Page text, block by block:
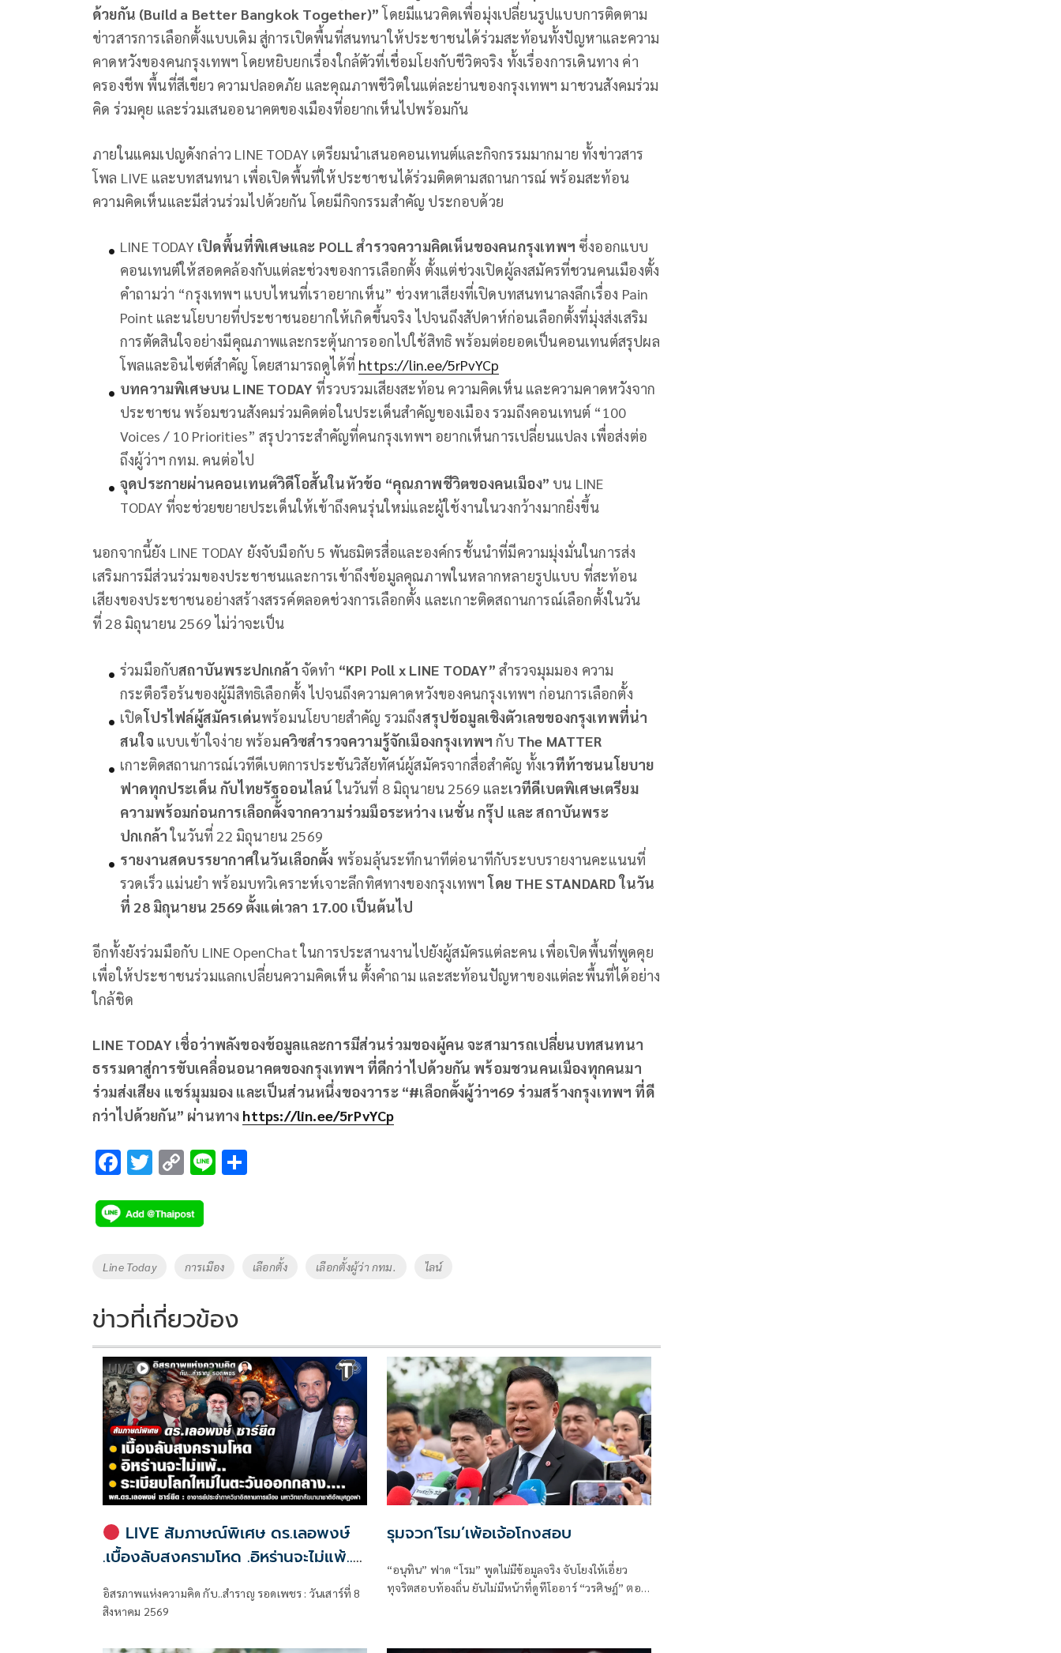
ด้วยกัน (Build a Better Bangkok Together)”โดยมีแนวคิดเพื่อมุ่งเปลี่ยนรูปแบบการติดตาม
ข่าวสารการเลือกตั้งแบบเดิม สู่การเปิดพื้นที่สนทนาให้ประชาชนได้ร่วมสะท้อนทั้งปัญหาและความ
คาดหวังของคนกรุงเทพฯ โดยหยิบยกเรื่องใกล้ตัวที่เชื่อมโยงกับชีวิตจริง ทั้งเรื่องการเดินทาง ค่า
ครองชีพ พื้นที่สีเขียว ความปลอดภัย และคุณภาพชีวิตในแต่ละย่านของกรุงเทพฯ มาชวนสังคมร่วม
คิด ร่วมคุย และร่วมเสนออนาคตของเมืองที่อยากเห็นไปพร้อมกัน
ภายในแคมเปญดังกล่าว LINE TODAY เตรียมนำเสนอคอนเทนต์และกิจกรรมมากมาย ทั้งข่าวสาร
โพล LIVE และบทสนทนา เพื่อเปิดพื้นที่ให้ประชาชนได้ร่วมติดตามสถานการณ์ พร้อมสะท้อน
ความคิดเห็นและมีส่วนร่วมไปด้วยกัน โดยมีกิจกรรมสำคัญ ประกอบด้วย
LINE TODAYเปิดพื้นที่พิเศษและ POLL สำรวจความคิดเห็นของคนกรุงเทพฯ ซึ่งออกแบบ
คอนเทนต์ให้สอดคล้องกับแต่ละช่วงของการเลือกตั้ง ตั้งแต่ช่วงเปิดผู้ลงสมัครที่ชวนคนเมืองตั้ง
คำถามว่า “กรุงเทพฯ แบบไหนที่เราอยากเห็น” ช่วงหาเสียงที่เปิดบทสนทนาลงลึกเรื่อง Pain
Point และนโยบายที่ประชาชนอยากให้เกิดขึ้นจริง ไปจนถึงสัปดาห์ก่อนเลือกตั้งที่มุ่งส่งเสริม
การตัดสินใจอย่างมีคุณภาพและกระตุ้นการออกไปใช้สิทธิ พร้อมต่อยอดเป็นคอนเทนต์สรุปผล
โพลและอินไซต์สำคัญ โดยสามารถดูได้ที่ https://lin.ee/5rPvYCp
บทความพิเศษบน LINE TODAY ที่รวบรวมเสียงสะท้อน ความคิดเห็น และความคาดหวังจาก
ประชาชน พร้อมชวนสังคมร่วมคิดต่อในประเด็นสำคัญของเมือง รวมถึงคอนเทนต์ “100
Voices / 10 Priorities” สรุปวาระสำคัญที่คนกรุงเทพฯ อยากเห็นการเปลี่ยนแปลง เพื่อส่งต่อ
ถึงผู้ว่าฯ กทม. คนต่อไป
จุดประกายผ่านคอนเทนต์วิดีโอสั้นในหัวข้อ “คุณภาพชีวิตของคนเมือง” บน LINE
TODAY ที่จะช่วยขยายประเด็นให้เข้าถึงคนรุ่นใหม่และผู้ใช้งานในวงกว้างมากยิ่งขึ้น
นอกจากนี้ยัง LINE TODAY ยังจับมือกับ 5 พันธมิตรสื่อและองค์กรชั้นนำที่มีความมุ่งมั่นในการส่ง
เสริมการมีส่วนร่วมของประชาชนและการเข้าถึงข้อมูลคุณภาพในหลากหลายรูปแบบ ที่สะท้อน
เสียงของประชาชนอย่างสร้างสรรค์ตลอดช่วงการเลือกตั้ง และเกาะติดสถานการณ์เลือกตั้งในวัน
ที่ 28 มิถุนายน 2569 ไม่ว่าจะเป็น
ร่วมมือกับสถาบันพระปกเกล้า จัดทำ “KPI Poll x LINE TODAY”สำรวจมุมมอง ความ
กระตือรือร้นของผู้มีสิทธิเลือกตั้ง ไปจนถึงความคาดหวังของคนกรุงเทพฯ ก่อนการเลือกตั้ง
เปิดโปรไฟล์ผู้สมัครเด่นพร้อมนโยบายสำคัญ รวมถึงสรุปข้อมูลเชิงตัวเลขของกรุงเทพที่น่า
สนใจ แบบเข้าใจง่าย พร้อมควิซสำรวจความรู้จักเมืองกรุงเทพฯ กับ The MATTER
เกาะติดสถานการณ์เวทีดีเบตการประชันวิสัยทัศน์ผู้สมัครจากสื่อสำคัญ ทั้งเวทีท้าชนนโยบาย
ฟาดทุกประเด็น กับไทยรัฐออนไลน์ ในวันที่ 8 มิถุนายน 2569 และเวทีดีเบตพิเศษเตรียม
ความพร้อมก่อนการเลือกตั้งจากความร่วมมือระหว่าง เนชั่น กรุ๊ป และ สถาบันพระ
ปกเกล้าในวันที่ 22 มิถุนายน 2569
รายงานสดบรรยากาศในวันเลือกตั้ง พร้อมลุ้นระทึกนาทีต่อนาทีกับระบบรายงานคะแนนที่
รวดเร็ว แม่นยำ พร้อมบทวิเคราะห์เจาะลึกทิศทางของกรุงเทพฯโดย THE STANDARD ในวัน
ที่ 28 มิถุนายน 2569 ตั้งแต่เวลา 17.00 เป็นต้นไป
อีกทั้งยังร่วมมือกับ LINE OpenChat ในการประสานงานไปยังผู้สมัครแต่ละคน เพื่อเปิดพื้นที่พูดคุย
เพื่อให้ประชาชนร่วมแลกเปลี่ยนความคิดเห็น ตั้งคำถาม และสะท้อนปัญหาของแต่ละพื้นที่ได้อย่าง
ใกล้ชิด
LINE TODAY เชื่อว่าพลังของข้อมูลและการมีส่วนร่วมของผู้คน จะสามารถเปลี่ยนบทสนทนา
ธรรมดาสู่การขับเคลื่อนอนาคตของกรุงเทพฯ ที่ดีกว่าไปด้วยกัน พร้อมชวนคนเมืองทุกคนมา
ร่วมส่งเสียง แชร์มุมมอง และเป็นส่วนหนึ่งของวาระ “#เลือกตั้งผู้ว่าฯ69 ร่วมสร้างกรุงเทพฯ ที่ดี
กว่าไปด้วยกัน” ผ่านทาง https://lin.ee/5rPvYCp
F
e
b
o
k
T
tt
er
C
p
y
Li
k
Li
Tags
Line Today การเมือง เลือกตั้ง เลือกตั้งผู้ว่า กทม. ไลน์
ข่าวที่เกี่ยวข้อง
LIVE สัมภาษณ์พิเศษ ดร.เลอพงษ์
.เบื้องลับสงครามโหด .อิหร่านจะไม่แพ้..
อิสรภาพแห่งความคิด กับ..สำราญ รอด
อิสรภาพแห่งความคิด กับ..สำราญ รอดเพชร : วันเสาร์ที่ 8
สิงหาคม 2569
รุมจวก‘โรม’เพ้อเจ้อโกงสอบ
“อนุทิน” ฟาด “โรม” พูดไม่มีข้อมูลจริง จับโยงให้เอี่ยว
ทุจริตสอบท้องถิ่น ยันไม่มีหน้าที่ดูทีโออาร์ “วรศิษฎ์” ตอก